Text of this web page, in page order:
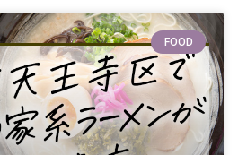
FOOD